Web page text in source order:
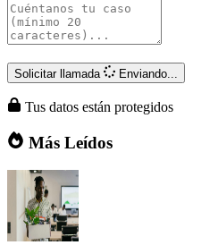
Solicitar llamada Enviando...
Tus datos están protegidos
Más Leídos